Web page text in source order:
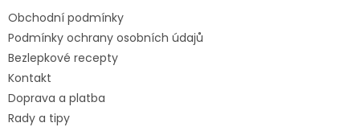
Obchodní podmínky
Podmínky ochrany osobních údajů
Bezlepkové recepty
Kontakt
Doprava a platba
Rady a tipy